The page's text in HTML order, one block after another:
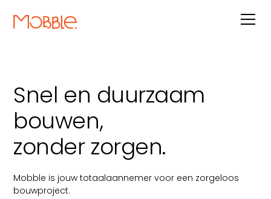
Snel en duurzaam
bouwen,
zonder zorgen.
Mobble is jouw totaalaannemer voor een zorgeloos
bouwproject.